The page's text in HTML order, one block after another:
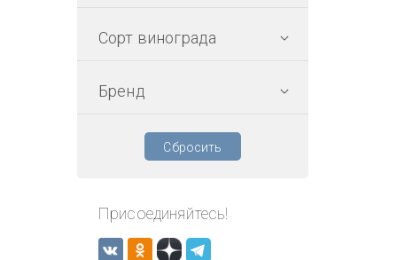
Сорт винограда
Бренд
Сбросить
Присоединяйтесь!